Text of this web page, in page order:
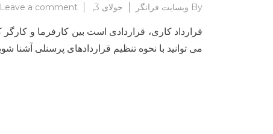
By وبسایت فرانگر جولای 3, 2023 Leave a comment
قرارداد کاری، قراردادی است بین کارفرما و
می توانید با نحوه تنظیم قراردادهای پرسنلی آشنا